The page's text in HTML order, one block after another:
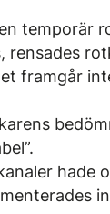
temporär
rensades
framgår
hade